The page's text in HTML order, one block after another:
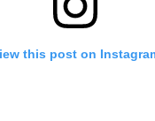
this post on